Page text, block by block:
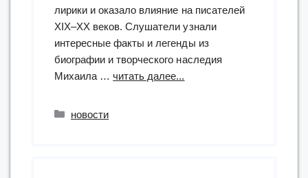
лирики и оказало влияние на писателей
XIX–XX веков. Слушатели узнали
интересные факты и легенды из
биографии и творческого наследия
Михаила …читать далее...
Рубрики
новости